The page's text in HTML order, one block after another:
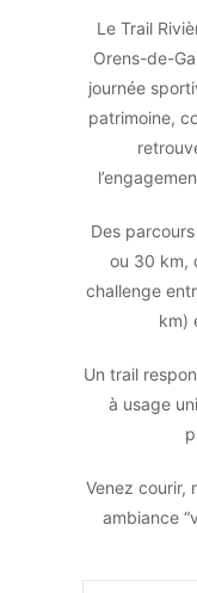
Le Trail
Orens-de-
journée
patrimoine,
Des
ou 30 km,
challenge
km)
Un trail
à usage
Venez courir,
ambiance